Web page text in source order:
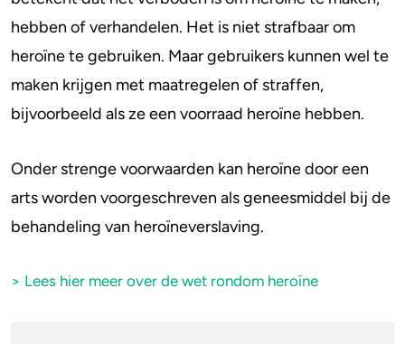
hebben of verhandelen. Het is niet strafbaar om
heroïne te gebruiken. Maar gebruikers kunnen wel te
maken krijgen met maatregelen of straffen,
bijvoorbeeld als ze een voorraad heroïne hebben.
Onder strenge voorwaarden kan heroïne door een
arts worden voorgeschreven als geneesmiddel bij de
behandeling van heroïneverslaving.
> Lees hier meer over de wet rondom heroïne